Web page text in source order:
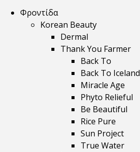
Φροντίδα
Korean Beauty
Dermal
Thank You Farmer
Back To
Back To Iceland
Miracle Age
Phyto Relieful
Be Beautiful
Rice Pure
Sun Project
True Water